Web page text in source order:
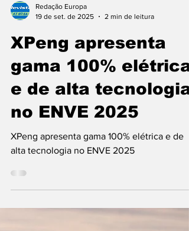
Redação Europa
19 de set. de 2025
2 min de leitura
XPeng apresenta
gama 100% elétrica
e de alta tecnologia
no ENVE 2025
XPeng apresenta gama 100% elétrica e de
alta tecnologia no ENVE 2025